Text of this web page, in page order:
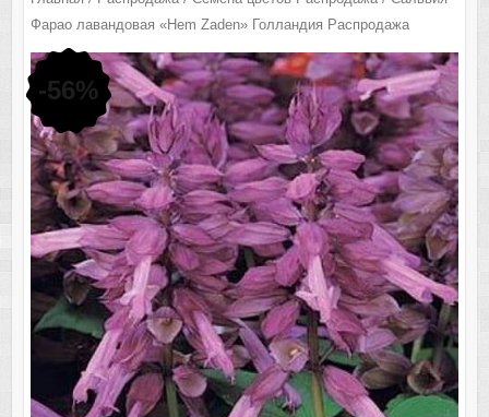
Фарао лавандовая «Hem Zaden» Голландия Распродажа
-56%